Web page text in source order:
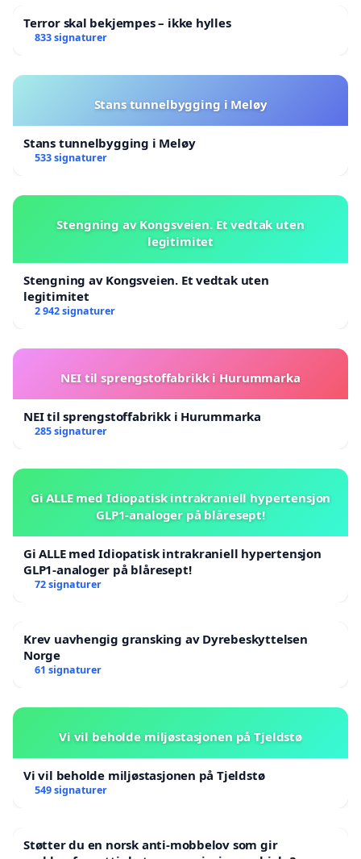
Terror skal bekjempes – ikke hylles
833 signaturer
Stans tunnelbygging i Meløy
Stans tunnelbygging i Meløy
533 signaturer
Stengning av Kongsveien. Et vedtak uten
legitimitet
Stengning av Kongsveien. Et vedtak uten
legitimitet
2 942 signaturer
NEI til sprengstoffabrikk i Hurummarka
NEI til sprengstoffabrikk i Hurummarka
285 signaturer
Gi ALLE med Idiopatisk intrakraniell hypertensjon
GLP1-analoger på blåresept!
Gi ALLE med Idiopatisk intrakraniell hypertensjon
GLP1-analoger på blåresept!
72 signaturer
Krev uavhengig gransking av Dyrebeskyttelsen
Norge
61 signaturer
Vi vil beholde miljøstasjonen på Tjeldstø
Vi vil beholde miljøstasjonen på Tjeldstø
549 signaturer
Støtter du en norsk anti-mobbelov som gir